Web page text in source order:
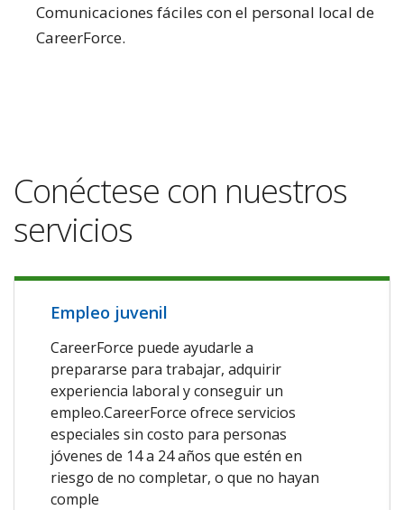
Comunicaciones fáciles con el personal local de
CareerForce.
Conéctese con nuestros
servicios
Empleo juvenil
CareerForce puede ayudarle a
prepararse para trabajar, adquirir
experiencia laboral y conseguir un
empleo.CareerForce ofrece servicios
especiales sin costo para personas
jóvenes de 14 a 24 años que estén en
riesgo de no completar, o que no hayan
comple